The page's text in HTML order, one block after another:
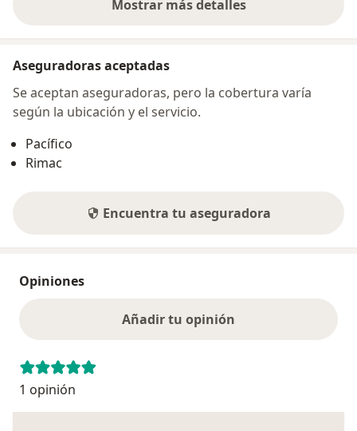
Mostrar más detalles
sobre la dirección
Aseguradoras aceptadas
Se aceptan aseguradoras, pero la cobertura varía
según la ubicación y el servicio.
Pacífico
Rimac
Encuentra tu aseguradora
Opiniones
Añadir tu opinión
1 opinión